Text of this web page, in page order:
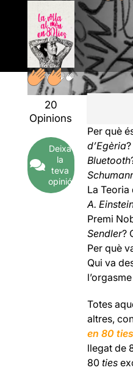
20
Opinions
Deixa
la
teva
opinió
Per què
d’Egèria
Bluetooth
La Teoria
A.
Premi
Sendler?
Per què
Qui va
Totes
altres,
en 80 ties
llegat de
80ties